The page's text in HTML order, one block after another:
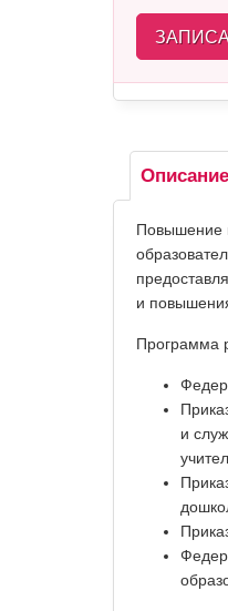
Повышение
и
Программа
и